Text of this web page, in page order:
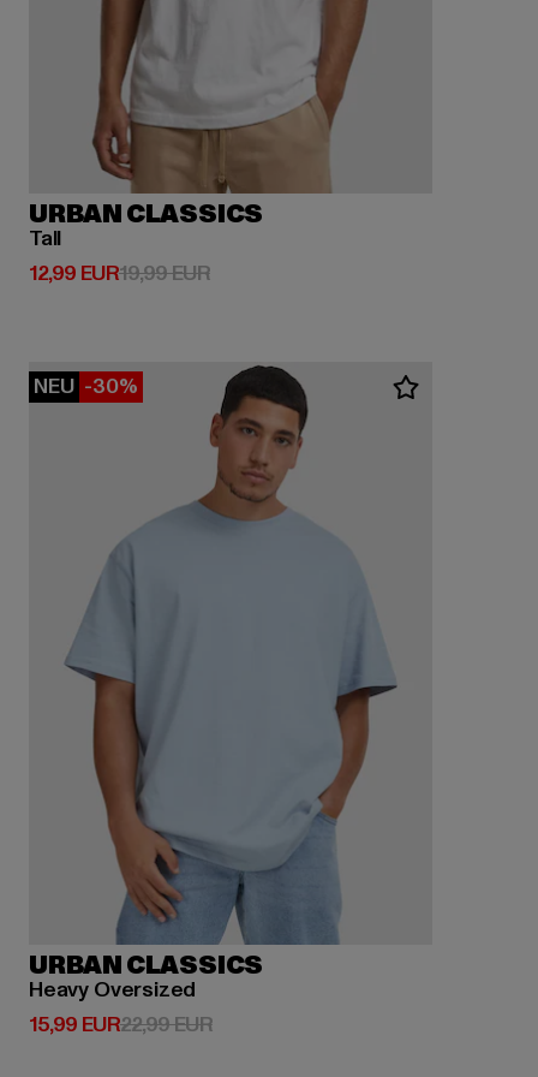
URBAN CLASSICS
Tall
12,99 EUR
Derzeitiger Preis: 12,99 EUR
19,99 EURAktionspreis: 19,99 EUR
NEU -30%
URBAN CLASSICS
Heavy Oversized
15,99 EUR
Derzeitiger Preis: 15,99 EUR
22,99 EURAktionspreis: 22,99 EUR